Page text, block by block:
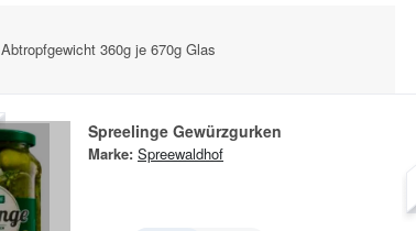
Abtropfgewicht 360g je 670g Glas
Spreelinge Gewürzgurken
Marke: Spreewaldhof